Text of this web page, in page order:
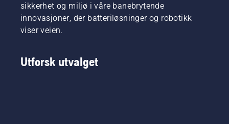
sikkerhet og miljø i våre banebrytende
innovasjoner, der batteriløsninger og robotikk
viser veien.
Utforsk utvalget